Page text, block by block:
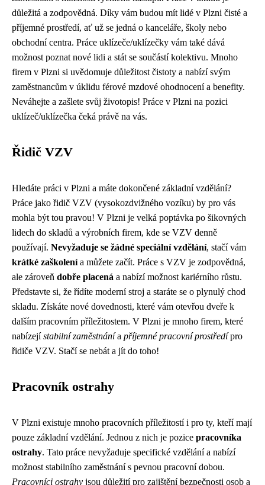
důležitá a zodpovědná. Díky vám budou mít lidé v Plzni čisté a
příjemné prostředí, ať už se jedná o kanceláře, školy nebo
obchodní centra. Práce uklízeče/uklízečky vám také dává
možnost poznat nové lidi a stát se součástí kolektivu. Mnoho
firem v Plzni si uvědomuje důležitost čistoty a nabízí svým
zaměstnancům v úklidu férové ​​mzdové ohodnocení a benefity.
Neváhejte a zašlete svůj životopis! Práce v Plzni na pozici
uklízeč/uklízečka čeká právě na vás.
Řidič VZV
Hledáte práci v Plzni a máte dokončené základní vzdělání?
Práce jako řidič VZV (vysokozdvižného vozíku) by pro vás
mohla být tou pravou! V Plzni je velká poptávka po šikovných
lidech do skladů a výrobních firem, kde se VZV denně
používají. Nevyžaduje se žádné speciální vzdělání, stačí vám
krátké zaškolenía můžete začít. Práce s VZV je zodpovědná,
ale zároveň dobře placená a nabízí možnost kariérního růstu.
Představte si, že řídíte moderní stroj a staráte se o plynulý chod
skladu. Získáte nové dovednosti, které vám otevřou dveře k
dalším pracovním příležitostem. V Plzni je mnoho firem, které
nabízejístabilní zaměstnánía příjemné pracovní prostředípro
řidiče VZV. Stačí se nebát a jít do toho!
Pracovník ostrahy
V Plzni existuje mnoho pracovních příležitostí i pro ty, kteří mají
pouze základní vzdělání. Jednou z nich je pozice pracovníka
ostrahy. Tato práce nevyžaduje specifické vzdělání a nabízí
možnost stabilního zaměstnání s pevnou pracovní dobou.
Pracovníci ostrahy jsou důležití pro zajištění bezpečnosti osob a